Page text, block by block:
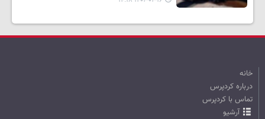
خانه
درباره کردپرس
تماس با کردپرس
آرشیو